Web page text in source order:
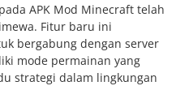
APK Mod Minecraft telah
Fitur baru ini
bergabung dengan server
mode permainan yang
strategi dalam lingkungan